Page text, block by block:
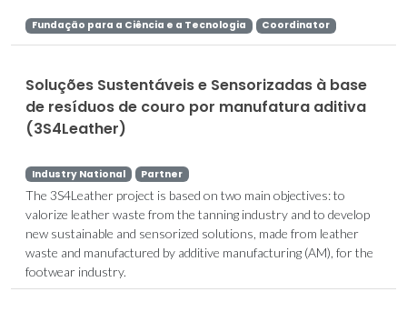
Fundação para a Ciência e a Tecnologia Coordinator
Soluções Sustentáveis e Sensorizadas à base
de resíduos de couro por manufatura aditiva
(3S4Leather)
Industry National Partner
The 3S4Leather project is based on two main objectives: to
valorize leather waste from the tanning industry and to develop
new sustainable and sensorized solutions, made from leather
waste and manufactured by additive manufacturing (AM), for the
footwear industry.